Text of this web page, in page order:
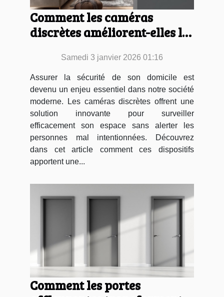
Comment les caméras
discrètes améliorent-elles la
Samedi 3 janvier 2026 01:16
Assurer la sécurité de son domicile est
devenu un enjeu essentiel dans notre société
moderne. Les caméras discrètes offrent une
solution innovante pour surveiller
efficacement son espace sans alerter les
personnes mal intentionnées. Découvrez
dans cet article comment ces dispositifs
apportent une...
Comment les portes